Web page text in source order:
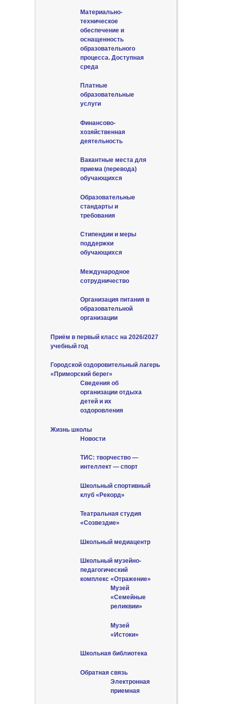
Материально-
техническое
обеспечение и
оснащенность
образовательного
процесса. Доступная
среда
Платные
образовательные
услуги
Финансово-
хозяйственная
деятельность
Вакантные места для
приема (перевода)
обучающихся
Образовательные
стандарты и
требования
Стипендии и меры
поддержки
обучающихся
Международное
сотрудничество
Организация питания в
образовательной
организации
Приём в первый класс на 2026/2027
учебный год
Городской оздоровительный лагерь
«Приморский берег»
Сведения об
организации отдыха
детей и их
оздоровления
Жизнь школы
Новости
ТИС: творчество —
интеллект — спорт
Школьный спортивный
клуб «Рекорд»
Театральная студия
«Созвездие»
Школьный медиацентр
Школьный музейно-
педагогический
комплекс «Отражение»
Музей
«Семейные
реликвии»
Музей
«Истоки»
Школьная библиотека
Обратная связь
Электронная
приемная